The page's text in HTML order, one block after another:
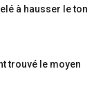
à hausser le ton
trouvé le moyen